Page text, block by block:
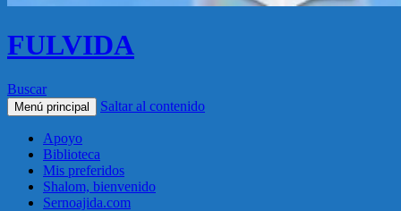
FULVIDA
Buscar
Menú principal Saltar al contenido
Apoyo
Biblioteca
Mis preferidos
Shalom, bienvenido
Sernoajida.com